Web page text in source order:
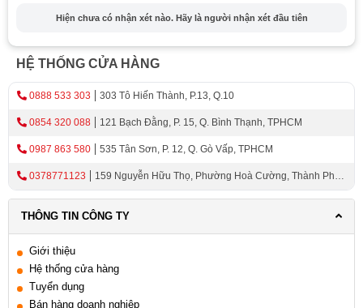
Hiện chưa có nhận xét nào. Hãy là người nhận xét đầu tiên
HỆ THỐNG CỬA HÀNG
0888 533 303 303 Tô Hiến Thành, P.13, Q.10
0854 320 088 121 Bạch Đằng, P. 15, Q. Bình Thạnh, TPHCM
0987 863 580 535 Tân Sơn, P. 12, Q. Gò Vấp, TPHCM
0378771123
159 Nguyễn Hữu Thọ, Phường Hoà Cường, Thành Phố
THÔNG TIN CÔNG TY
Giới thiệu
Hệ thống cửa hàng
Tuyển dụng
Bán hàng doanh nghiệp